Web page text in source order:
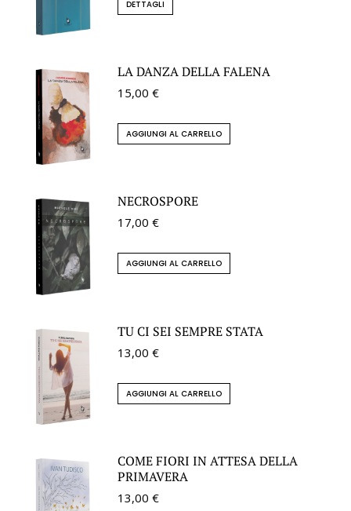
DETTAGLI
LA DANZA DELLA FALENA
15,00 €
AGGIUNGI AL CARRELLO
NECROSPORE
17,00 €
AGGIUNGI AL CARRELLO
TU CI SEI SEMPRE STATA
13,00 €
AGGIUNGI AL CARRELLO
COME FIORI IN ATTESA DELLA
PRIMAVERA
13,00 €